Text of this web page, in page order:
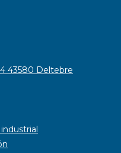
43580 Deltebre